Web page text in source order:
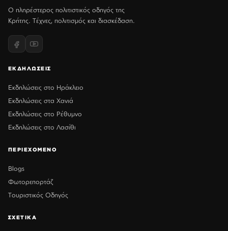
Ο πληρέστερος πολιτιστικός οδηγός της
Κρήτης. Τέχνες, πολιτισμός και διασκέδαση.
ΕΚΔΗΛΩΣΕΙΣ
Εκδηλώσεις στο Ηράκλειο
Εκδηλώσεις στα Χανιά
Εκδηλώσεις στο Ρέθυμνο
Εκδηλώσεις στο Λασίθι
ΠΕΡΙΕΧΟΜΕΝΟ
Blogs
Φωτορεπορτάζ
Τουριστικός Οδηγός
ΣΧΕΤΙΚΑ